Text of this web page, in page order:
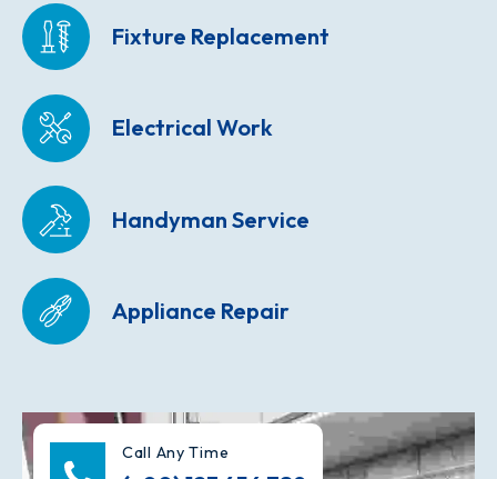
Fixture Replacement
Electrical Work
Handyman Service
Appliance Repair
Call Any Time